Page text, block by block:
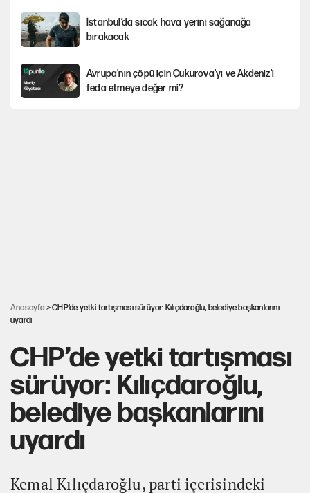
İstanbul’da sıcak hava yerini sağanağa
bırakacak
Avrupa'nın çöpü için Çukurova'yı ve Akdeniz'i
feda etmeye değer mi?
Anasayfa > CHP’de yetki tartışması sürüyor: Kılıçdaroğlu, belediye başkanlarını
uyardı
CHP’de yetki tartışması
sürüyor: Kılıçdaroğlu,
belediye başkanlarını
uyardı
Kemal Kılıçdaroğlu, parti içerisindeki